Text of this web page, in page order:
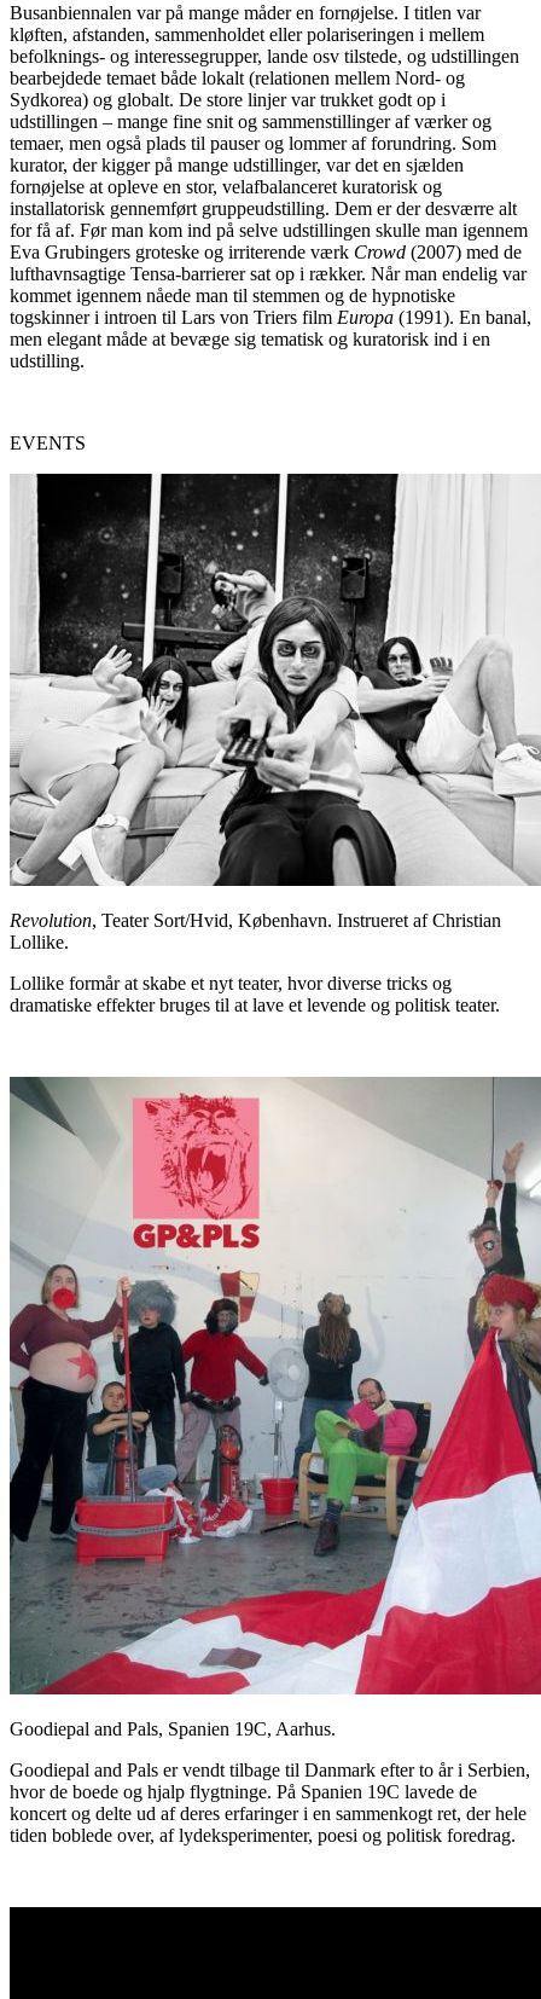
Busanbiennalen var på mange måder en fornøjelse. I titlen var
kløften, afstanden, sammenholdet eller polariseringen i mellem
befolknings- og interessegrupper, lande osv tilstede, og udstillingen
bearbejdede temaet både lokalt (relationen mellem Nord- og
Sydkorea) og globalt. De store linjer var trukket godt op i
udstillingen – mange fine snit og sammenstillinger af værker og
temaer, men også plads til pauser og lommer af forundring. Som
kurator, der kigger på mange udstillinger, var det en sjælden
fornøjelse at opleve en stor, velafbalanceret kuratorisk og
installatorisk gennemført gruppeudstilling. Dem er der desværre alt
for få af. Før man kom ind på selve udstillingen skulle man igennem
Eva Grubingers groteske og irriterende værk Crowd (2007) med de
lufthavnsagtige Tensa-barrierer sat op i rækker. Når man endelig var
kommet igennem nåede man til stemmen og de hypnotiske
togskinner i introen til Lars von Triers film Europa (1991). En banal,
men elegant måde at bevæge sig tematisk og kuratorisk ind i en
udstilling.
EVENTS
Revolution, Teater Sort/Hvid, København. Instrueret af Christian
Lollike.
Lollike formår at skabe et nyt teater, hvor diverse tricks og
dramatiske effekter bruges til at lave et levende og politisk teater.
Goodiepal and Pals, Spanien 19C, Aarhus.
Goodiepal and Pals er vendt tilbage til Danmark efter to år i Serbien,
hvor de boede og hjalp flygtninge. På Spanien 19C lavede de
koncert og delte ud af deres erfaringer i en sammenkogt ret, der hele
tiden boblede over, af lydeksperimenter, poesi og politisk foredrag.